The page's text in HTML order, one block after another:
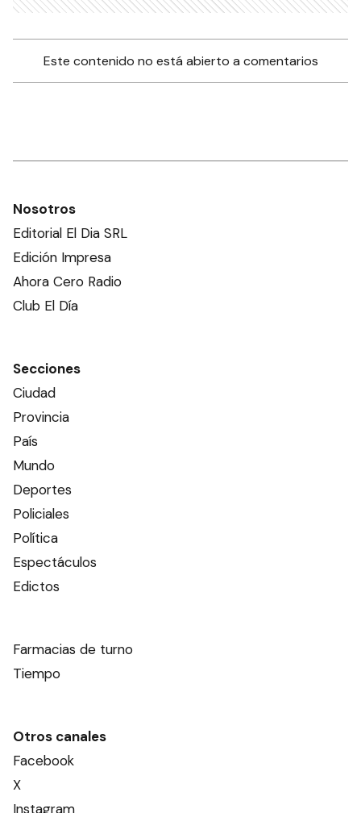
Este contenido no está abierto a comentarios
Nosotros
Editorial El Dia SRL
Edición Impresa
Ahora Cero Radio
Club El Día
Secciones
Ciudad
Provincia
País
Mundo
Deportes
Policiales
Política
Espectáculos
Edictos
Farmacias de turno
Tiempo
Otros canales
Facebook
X
Instagram